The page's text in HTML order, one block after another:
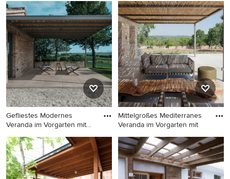
Kleines, Überdachtes
Asiatisches Veranda im
Vorgarten mit Betonboden in
Tokio
Mittelgroße, Überdachte
Landhaus Veranda hinter
dem Haus in Lyon
Gefliestes Modernes
Veranda im Vorgarten mit
Gefliestes Modernes Veranda
im Vorgarten mit Pergola
Mittelgroßes Mediterranes
Veranda im Vorgarten mit
Mittelgroßes Mediterranes
Veranda im Vorgarten mit
Kamin, Natursteinplatten und
Pergola in Sonstige